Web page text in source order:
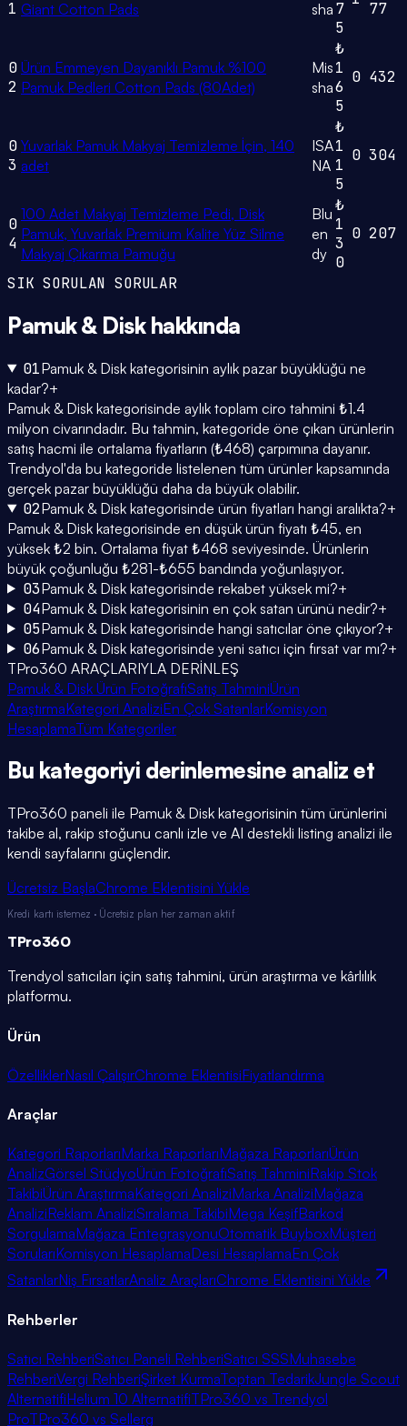
1 Giant Cotton Pads
sha 7
5
77
0
2
Ürün Emmeyen Dayanıklı Pamuk %100
Pamuk Pedleri Cotton Pads (80Adet)
Mis
sha
₺
1
6
5
0 432
0
3
Yuvarlak Pamuk Makyaj Temizleme İçin, 140
adet
ISA
NA
₺
1
1
5
0 304
0
4
100 Adet Makyaj Temizleme Pedi, Disk
Pamuk, Yuvarlak Premium Kalite Yüz Silme
Makyaj Çıkarma Pamuğu
Blu
en
dy
₺
1
3
0
0 207
SIK SORULAN SORULAR
Pamuk & Diskhakkında
01Pamuk & Disk kategorisinin aylık pazar büyüklüğü ne
kadar?+
Pamuk & Disk kategorisinde aylık toplam ciro tahmini ₺1.4
milyon civarındadır. Bu tahmin, kategoride öne çıkan ürünlerin
satış hacmi ile ortalama fiyatların (₺468) çarpımına dayanır.
Trendyol'da bu kategoride listelenen tüm ürünler kapsamında
gerçek pazar büyüklüğü daha da büyük olabilir.
02Pamuk & Disk kategorisinde ürün fiyatları hangi aralıkta?+
Pamuk & Disk kategorisinde en düşük ürün fiyatı ₺45, en
yüksek ₺2 bin. Ortalama fiyat ₺468 seviyesinde. Ürünlerin
büyük çoğunluğu ₺281-₺655 bandında yoğunlaşıyor.
03Pamuk & Disk kategorisinde rekabet yüksek mi?+
04Pamuk & Disk kategorisinin en çok satan ürünü nedir?+
05Pamuk & Disk kategorisinde hangi satıcılar öne çıkıyor?+
06Pamuk & Disk kategorisinde yeni satıcı için fırsat var mı?+
TPro360 ARAÇLARIYLA DERİNLEŞ
Pamuk & Disk Ürün FotoğrafıSatış TahminiÜrün
AraştırmaKategori AnaliziEn Çok SatanlarKomisyon
HesaplamaTüm Kategoriler
Bu kategoriyi derinlemesine analiz et
TPro360 paneli ile Pamuk & Disk kategorisinin tüm ürünlerini
takibe al, rakip stoğunu canlı izle ve AI destekli listing analizi ile
kendi sayfalarını güçlendir.
Ücretsiz BaşlaChrome Eklentisini Yükle
Kredi kartı istemez · Ücretsiz plan her zaman aktif
TPro360
Trendyol satıcıları için satış tahmini, ürün araştırma ve kârlılık
platformu.
Ürün
ÖzelliklerNasıl ÇalışırChrome EklentisiFiyatlandırma
Araçlar
Kategori RaporlarıMarka RaporlarıMağaza RaporlarıÜrün
AnalizGörsel StüdyoÜrün FotoğrafıSatış TahminiRakip Stok
TakibiÜrün AraştırmaKategori AnaliziMarka AnaliziMağaza
AnaliziReklam AnaliziSıralama TakibiMega KeşifBarkod
SorgulamaMağaza EntegrasyonuOtomatik BuyboxMüşteri
SorularıKomisyon HesaplamaDesi HesaplamaEn Çok
SatanlarNiş FırsatlarAnaliz AraçlarıChrome Eklentisini Yükle
Rehberler
Satıcı RehberiSatıcı Paneli RehberiSatıcı SSSMuhasebe
RehberiVergi RehberiŞirket KurmaToptan TedarikJungle Scout
AlternatifiHelium 10 AlternatifiTPro360 vs Trendyol
ProTPro360 vs Sellerg